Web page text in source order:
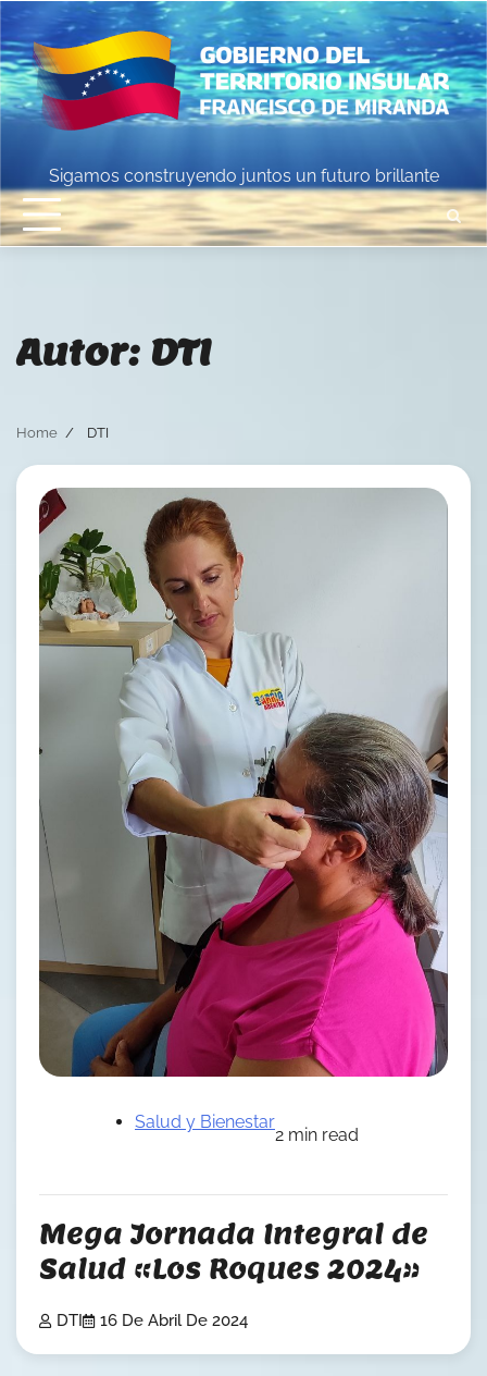
Skip
to
content
Sigamos construyendo juntos un futuro brillante
Autor: DTI
Home DTI
Salud y Bienestar
2 min read
Mega Jornada Integral de
Salud «Los Roques 2024»
DTI 16 De Abril De 2024